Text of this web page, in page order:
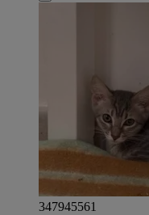
347945561